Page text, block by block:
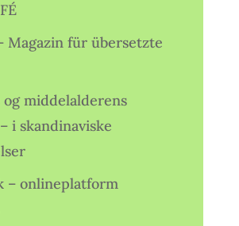
Magazin für übersetzte
middelalderens
i skandinaviske
– onlineplatform